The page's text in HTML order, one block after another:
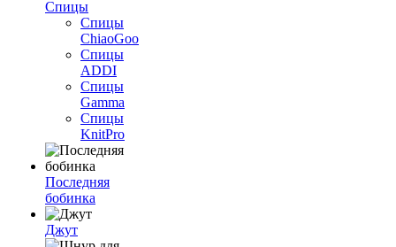
Спицы
Спицы
ChiaoGoo
Спицы
ADDI
Спицы
Gamma
Спицы
KnitPro
Последняя
бобинка
Джут